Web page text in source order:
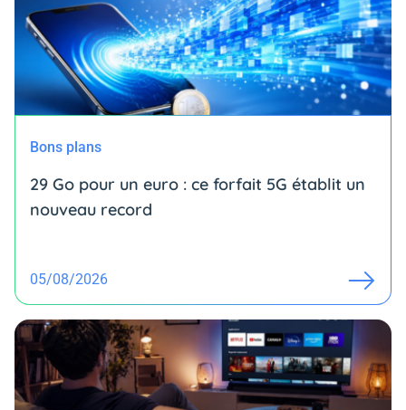
Bons plans
29 Go pour un euro : ce forfait 5G établit un
nouveau record
05/08/2026